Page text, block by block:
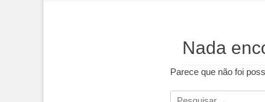
Nada
Parece que não foi
Pesquisar